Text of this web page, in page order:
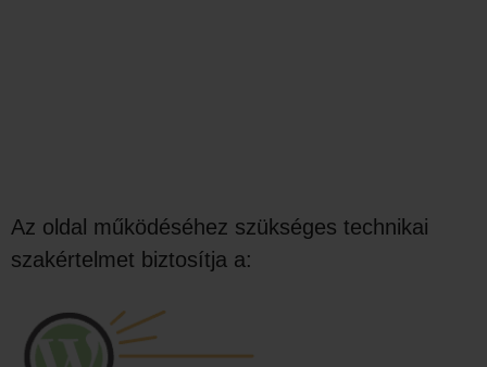
Az oldal működéséhez szükséges technikai
szakértelmet biztosítja a: